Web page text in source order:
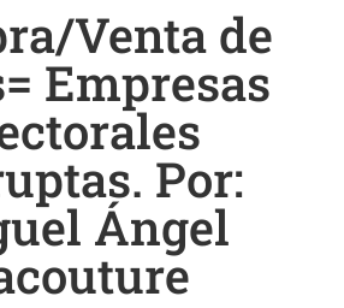
Venta de
Empresas
Por:
Ángel